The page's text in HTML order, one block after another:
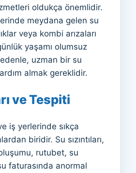
oldukça önemlidir.
meydana gelen su
veya kombi arızaları
yaşamı olumsuz
uzman bir su
almak gereklidir.
ve Tespiti
iş yerlerinde sıkça
biridir. Su sızıntıları,
rutubet, su
faturasında anormal